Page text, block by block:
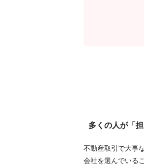
多くの人が「
不動産取引で大事
会社を選んでいる